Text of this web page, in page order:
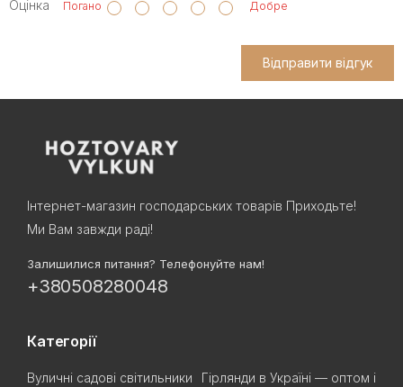
Оцінка Погано Добре
Відправити відгук
Інтернет-магазин господарських товарів Приходьте!
Ми Вам завжди раді!
Залишилися питання? Телефонуйте нам!
+380508280048
Категорії
Вуличні садові світильники
Гірлянди в Україні — оптом і